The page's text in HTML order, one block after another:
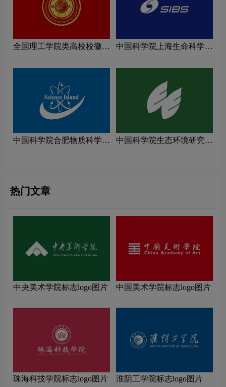
全国理工学院类高校校徽设
中国科学院上海生命科学研
中国科学院合肥物质科学研
中国科学院生态环境研究中
热门文章
中央美术学院标志logo图片 中国美术学院标志logo图片
珠海科技学院标志logo图片 淮阴工学院标志logo图片